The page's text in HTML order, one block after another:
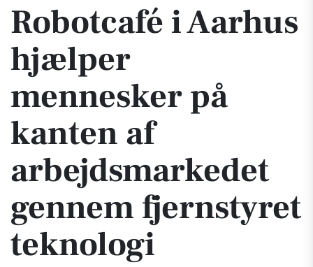
Robotcafé i Aarhus
hjælper
mennesker på
kanten af
arbejdsmarkedet
gennem fjernstyret
teknologi